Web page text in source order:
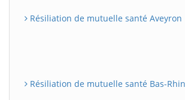
Résiliation de mutuelle santé Aveyron
Résiliation de mutuelle santé Bas-Rhin